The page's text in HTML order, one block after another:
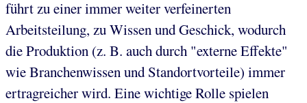
führt zu einer immer weiter verfeinerten
Arbeitsteilung, zu Wissen und Geschick, wodurch
die Produktion (z. B. auch durch "externe Effekte"
wie Branchenwissen und Standortvorteile) immer
ertragreicher wird. Eine wichtige Rolle spielen